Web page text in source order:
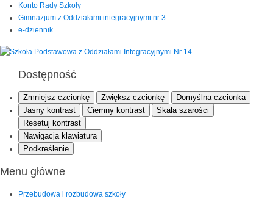
Konto Rady Szkoły
Gimnazjum z Oddziałami integracyjnymi nr 3
e-dziennik
Dostępność
Zmniejsz czcionkę Zwiększ czcionkę
Domyślna czcionka
Jasny kontrast
Ciemny kontrast
Skala szarości
Resetuj kontrast
Nawigacja klawiaturą
Podkreślenie
Menu główne
Przebudowa i rozbudowa szkoły